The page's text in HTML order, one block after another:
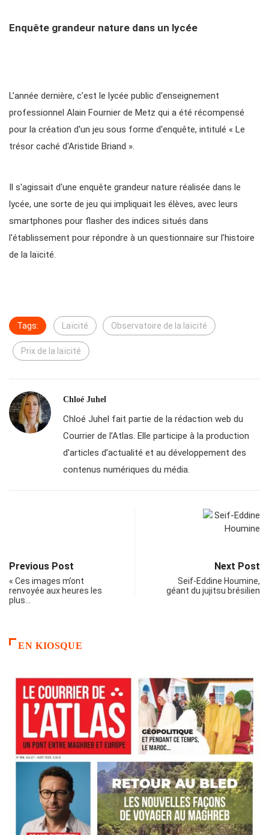
Enquête grandeur nature dans un lycée
L’année dernière, c’est le lycée public d'enseignement
professionnel Alain Fournier de Metz qui a été récompensé
pour la création d'un jeu sous forme d'enquête, intitulé « Le
trésor caché d'Aristide Briand ».
Il s'agissait d'une enquête grandeur nature réalisée dans le
lycée, une sorte de jeu qui impliquait les élèves, avec leurs
smartphones pour flasher des indices situés dans
l'établissement pour répondre à un questionnaire sur l'histoire
de la laïcité.
Tags: Laïcité Observatoire de la laïcité
Prix de la laïcité
Chloé Juhel
Chloé Juhel fait partie de la rédaction web du
Courrier de l’Atlas. Elle participe à la production
d’articles d’actualité et au développement des
contenus numériques du média.
Previous Post
« Ces images m’ont
renvoyée aux heures les
plus…
Next Post
Seif-Eddine Houmine,
géant du jujitsu brésilien
EN KIOSQUE